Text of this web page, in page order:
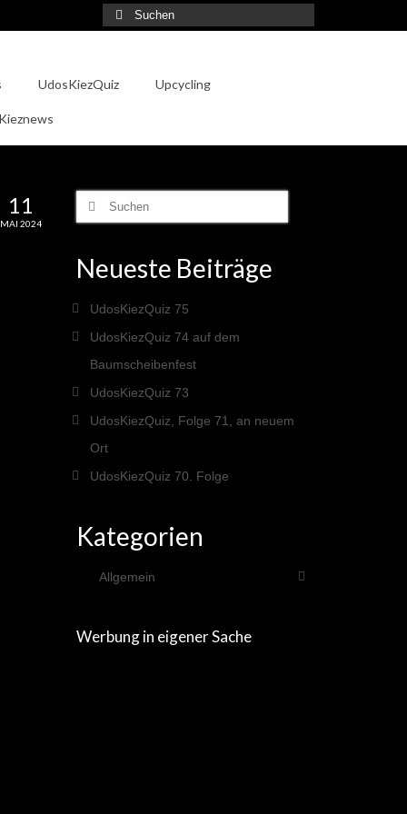
Suche
nach:
UdosKiezQuiz Upcycling
11
MAI 2024
Suche
Neueste Beiträge
UdosKiezQuiz 75
UdosKiezQuiz 74 auf dem
Baumscheibenfest
UdosKiezQuiz 73
UdosKiezQuiz, Folge 71, an neuem
Ort
UdosKiezQuiz 70. Folge
Kategorien
Allgemein
Werbung in eigener Sache